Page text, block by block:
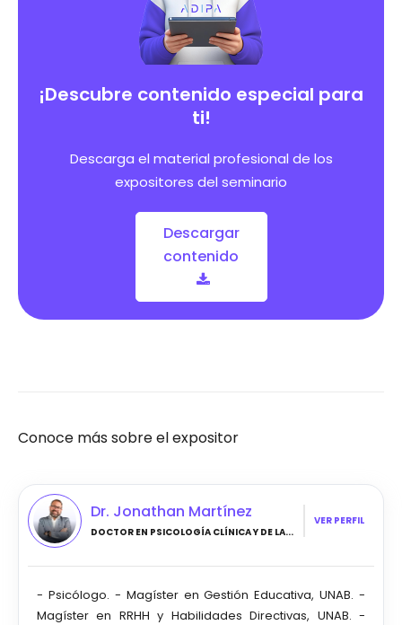
¡Descubre contenido especial para
ti!
Descarga el material profesional de los
expositores del seminario
Descargar
contenido
Conoce más sobre el expositor
Dr. Jonathan Martínez
DOCTOR EN PSICOLOGÍA CLÍNICA Y DE LA...
VER PERFIL
- Psicólogo. - Magíster en Gestión Educativa, UNAB. -
Magíster en RRHH y Habilidades Directivas, UNAB. -